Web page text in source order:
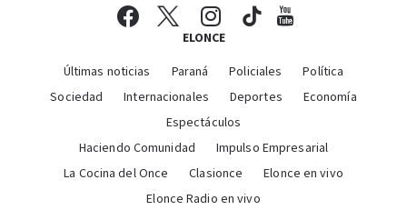
ELONCE
Últimas noticias Paraná Policiales
Política
Sociedad
Internacionales Deportes
Economía
Espectáculos
Haciendo Comunidad
Impulso Empresarial
La Cocina del Once
Clasionce
Elonce en vivo
Elonce Radio en vivo